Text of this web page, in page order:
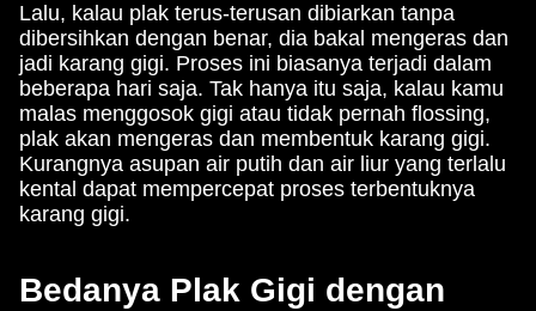
Lalu, kalau plak terus-terusan dibiarkan tanpa
dibersihkan dengan benar, dia bakal mengeras dan
jadi karang gigi. Proses ini biasanya terjadi dalam
beberapa hari saja. Tak hanya itu saja, kalau kamu
malas menggosok gigi atau tidak pernah flossing,
plak akan mengeras dan membentuk karang gigi.
Kurangnya asupan air putih dan air liur yang terlalu
kental dapat mempercepat proses terbentuknya
karang gigi.
Bedanya Plak Gigi dengan